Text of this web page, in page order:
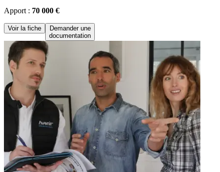
Apport : 70 000 €
Voir la fiche
Demander une
documentation